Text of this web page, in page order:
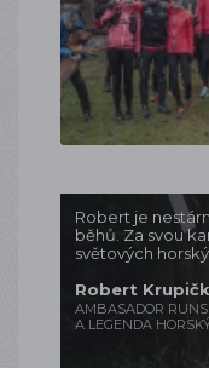
Robert je
běhů. Za svou
světových
Robert
AMBASADOR
A LEGENDA